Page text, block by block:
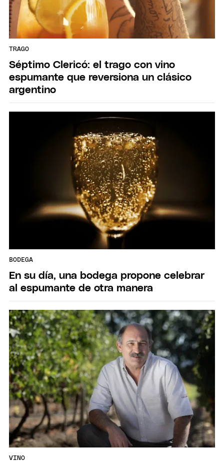
TRAGO
Séptimo Clericó: el trago con vino
espumante que reversiona un clásico
argentino
BODEGA
En su día, una bodega propone celebrar
al espumante de otra manera
VINO